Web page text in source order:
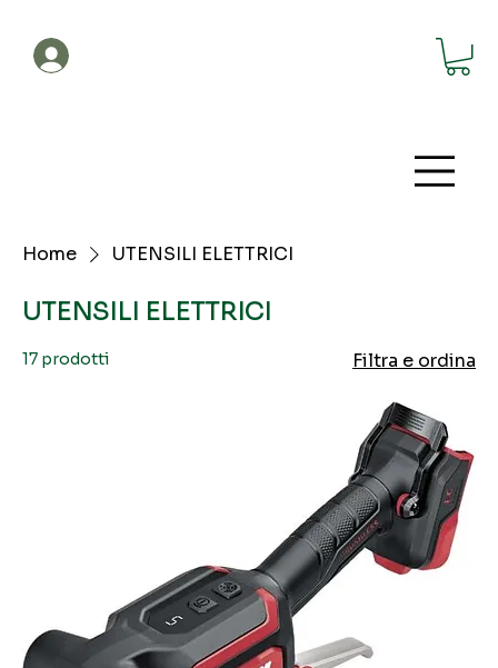
Home UTENSILI ELETTRICI
UTENSILI ELETTRICI
17 prodotti Filtra e ordina